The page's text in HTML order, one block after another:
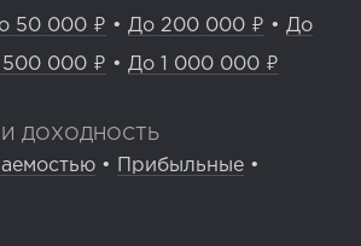
50 000 ₽ • До 200 000 ₽ • До
000 ₽ • До 1 000 000 ₽
ДОХОДНОСТЬ
• Прибыльные •